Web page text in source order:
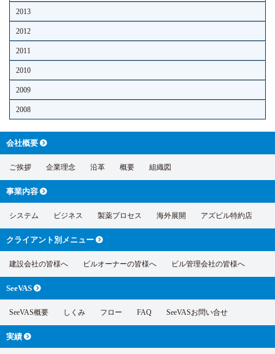
2013
2012
2011
2010
2009
2008
会社概要
ご挨拶 企業理念 沿革 概要 組織図
事業内容
システム ビジネス 製薬プロセス 海外展開 アズビル特約店
クライアント別 メニュー
建設会社の皆様へ ビルオーナーの皆様へ ビル管理会社の皆様へ
SeeVAS
SeeVAS概要 しくみ フロー FAQ SeeVASお問い合せ
実績